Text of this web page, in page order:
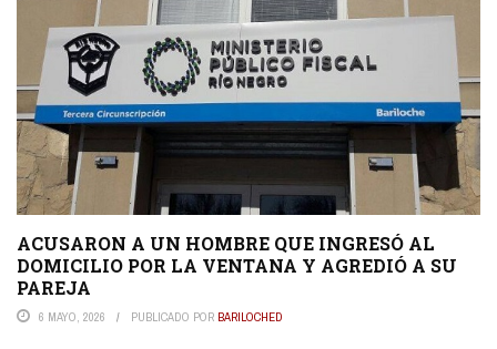
ACUSARON A UN HOMBRE QUE INGRESÓ AL
DOMICILIO POR LA VENTANA Y AGREDIÓ A SU
PAREJA
6 MAYO, 2026 PUBLICADO POR BARILOCHED